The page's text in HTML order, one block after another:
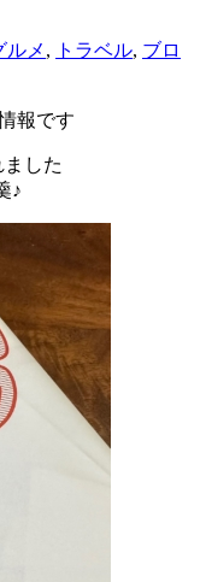
ルメ , トラベル, ブロ
報です
した
♪